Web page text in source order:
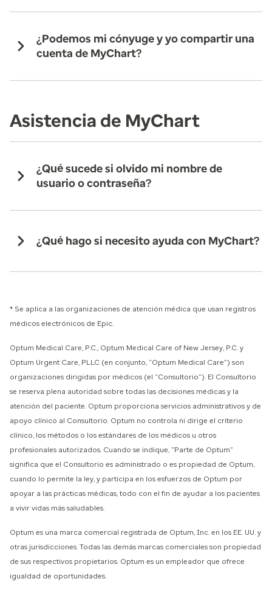
¿Podemos mi cónyuge y yo compartir una
cuenta de MyChart?
Asistencia de MyChart
¿Qué sucede si olvido mi nombre de
usuario o contraseña?
¿Qué hago si necesito ayuda con MyChart?
* Se aplica a las organizaciones de atención médica que usan registros
médicos electrónicos de Epic.
Optum Medical Care, P.C., Optum Medical Care of New Jersey, P.C. y
Optum Urgent Care, PLLC (en conjunto, “Optum Medical Care”) son
organizaciones dirigidas por médicos (el “Consultorio”). El Consultorio
se reserva plena autoridad sobre todas las decisiones médicas y la
atención del paciente. Optum proporciona servicios administrativos y de
apoyo clínico al Consultorio. Optum no controla ni dirige el criterio
clínico, los métodos o los estándares de los médicos u otros
profesionales autorizados. Cuando se indique, “Parte de Optum”
significa que el Consultorio es administrado o es propiedad de Optum,
cuando lo permite la ley, y participa en los esfuerzos de Optum por
apoyar a las prácticas médicas, todo con el fin de ayudar a los pacientes
a vivir vidas más saludables.
Optum es una marca comercial registrada de Optum, Inc. en los EE. UU. y
otras jurisdicciones. Todas las demás marcas comerciales son propiedad
de sus respectivos propietarios. Optum es un empleador que ofrece
igualdad de oportunidades.